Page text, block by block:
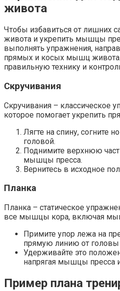
живота
Чтобы избавиться от лишних
живота и укрепить мышцы
выполнять упражнения,
прямых и косых мышц
правильную технику и
Скручивания
Скручивания – классическое
которое помогает укрепить
Лягте на спину, согните
головой.
Поднимите верхнюю
мышцы пресса.
Вернитесь в исходное
Планка
Планка – статическое
все мышцы кора, включая
Примите упор лежа на
прямую линию от головы
Удерживайте это
напрягая мышцы пресса
Пример плана